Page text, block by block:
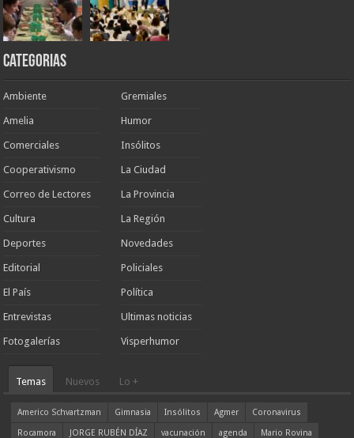
Categorias
Ambiente
Amelia
Comerciales
Cooperativismo
Correo de Lectores
Cultura
Deportes
Editorial
El País
Entrevistas
Fotogalerías
Gremiales
Humor
Insólitos
La Ciudad
La Provincia
La Región
Novedades
Policiales
Política
Ultimas noticias
Visperhumor
Temas Nuevos Lo +
Americo Schvartzman Gimnasia Insólitos Agmer
Coronavirus
Rocamora
JORGE RUBÉN DÍAZ vacunación agenda
Mario Rovina